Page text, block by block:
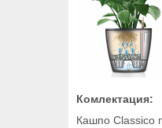
Комлектация:
Кашпо Classico